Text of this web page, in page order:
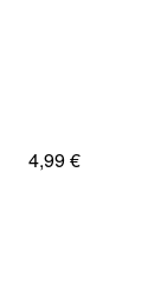
4,99 €